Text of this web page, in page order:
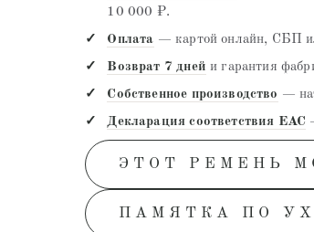
10 000 ₽.
Оплата — картой онлайн, СБП
Возврат 7 дней и гарантия
Собственное производство —
Декларация соответствия EAC
ЭТОТ РЕМЕНЬ
ПАМЯТКА ПО